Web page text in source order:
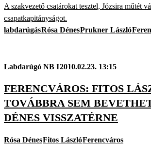
A szakvezető csatárokat tesztel, Józsira műtét
csapatkapitányságot.
labdarúgásRósa DénesPrukner László
Labdarúgó NB I2010.02.23. 13:15
FERENCVÁROS: FITOS
TOVÁBBRA SEM
DÉNES VISSZATÉRNE
Rósa DénesFitos LászlóFerencváros